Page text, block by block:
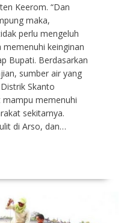
Keerom. “Dan
maka,
perlu mengeluh
keinginan
Bupati. Berdasarkan
sumber air yang
Skanto
memenuhi
sekitarnya.
di Arso, dan…